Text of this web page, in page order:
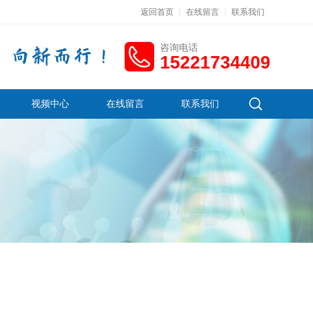
返回首页 在线留言 联系我们
咨询电话
15221734409
视频中心 在线留言 联系我们